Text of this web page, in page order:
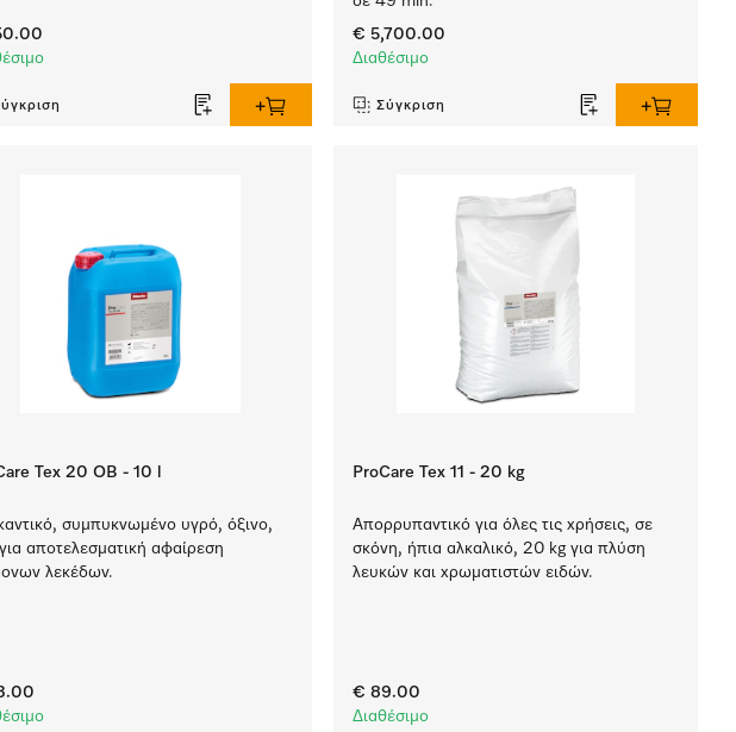
€ 5,700.00
Διαθέσιμο
Σύγκριση
Tex 20 OB - 10 l
συμπυκνωμένο υγρό, όξινο,
αποτελεσματική αφαίρεση
λεκέδων.
ProCare Tex 11 - 20 kg
Απορρυπαντικό για όλες τις χρήσεις, σε
σκόνη, ήπια αλκαλικό, 20 kg για πλύση
λευκών και χρωματιστών ειδών.
€ 89.00
Διαθέσιμο